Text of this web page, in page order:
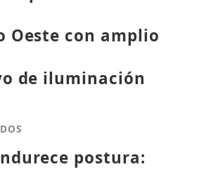
Oeste con amplio
de iluminación
postura: